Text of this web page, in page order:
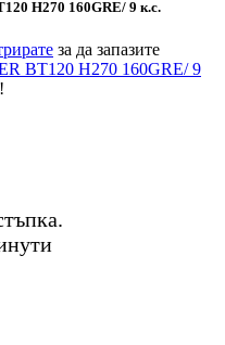
H270 160GRE/ 9 к.с.
за да запазите
BT120 H270 160GRE/ 9